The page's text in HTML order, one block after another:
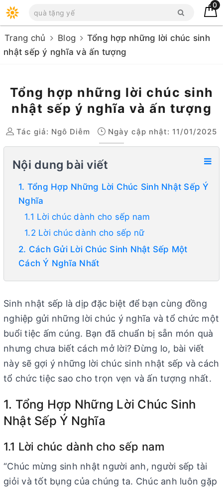
0
Trang chủ Blog
Tổng hợp những lời chúc sinh
nhật sếp ý nghĩa và ấn tượng
Tổng hợp những lời chúc sinh
nhật sếp ý nghĩa và ấn tượng
Tác giả: Ngô Diễm Ngày cập nhật: 11/01/2025
Nội dung bài viết
1. Tổng Hợp Những Lời Chúc Sinh Nhật Sếp Ý
Nghĩa
1.1 Lời chúc dành cho sếp nam
1.2 Lời chúc dành cho sếp nữ
2. Cách Gửi Lời Chúc Sinh Nhật Sếp Một
Cách Ý Nghĩa Nhất
Sinh nhật sếp là dịp đặc biệt để bạn cùng đồng
nghiệp gửi những lời chúc ý nghĩa và tổ chức một
buổi tiệc ấm cúng. Bạn đã chuẩn bị sẵn món quà
nhưng chưa biết cách mở lời? Đừng lo, bài viết
này sẽ gợi ý những lời chúc sinh nhật sếp và cách
tổ chức tiệc sao cho trọn vẹn và ấn tượng nhất.
1. Tổng Hợp Những Lời Chúc Sinh
Nhật Sếp Ý Nghĩa
1.1 Lời chúc dành cho sếp nam
“Chúc mừng sinh nhật người anh, người sếp tài
giỏi và tốt bụng của chúng ta. Chúc anh luôn gặp